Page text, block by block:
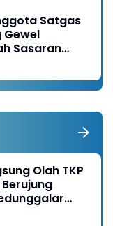
Satgas
Gewel
Sasaran
Olah TKP